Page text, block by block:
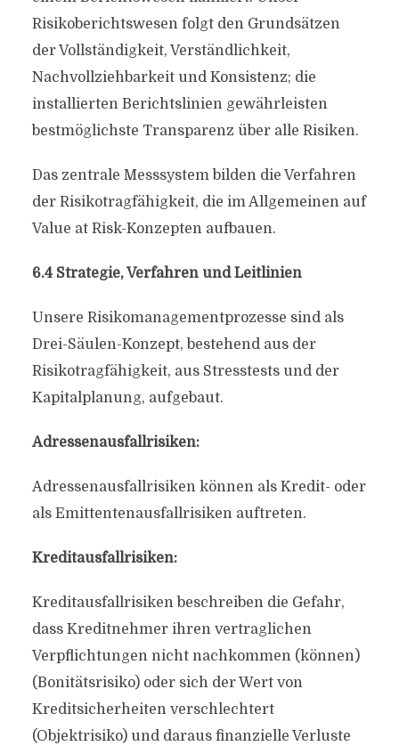
Risikoberichtswesen folgt den Grundsätzen
der Vollständigkeit, Verständlichkeit,
Nachvollziehbarkeit und Konsistenz; die
installierten Berichtslinien gewährleisten
bestmöglichste Transparenz über alle Risiken.
Das zentrale Messsystem bilden die Verfahren
der Risikotragfähigkeit, die im Allgemeinen auf
Value at Risk-Konzepten aufbauen.
6.4 Strategie, Verfahren und Leitlinien
Unsere Risikomanagementprozesse sind als
Drei-Säulen-Konzept, bestehend aus der
Risikotragfähigkeit, aus Stresstests und der
Kapitalplanung, aufgebaut.
Adressenausfallrisiken:
Adressenausfallrisiken können als Kredit- oder
als Emittentenausfallrisiken auftreten.
Kreditausfallrisiken:
Kreditausfallrisiken beschreiben die Gefahr,
dass Kreditnehmer ihren vertraglichen
Verpflichtungen nicht nachkommen (können)
(Bonitätsrisiko) oder sich der Wert von
Kreditsicherheiten verschlechtert
(Objektrisiko) und daraus finanzielle Verluste